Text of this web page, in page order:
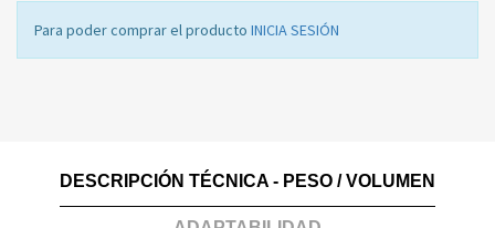
Para poder comprar el producto INICIA SESIÓN
DESCRIPCIÓN TÉCNICA - PESO / VOLUMEN